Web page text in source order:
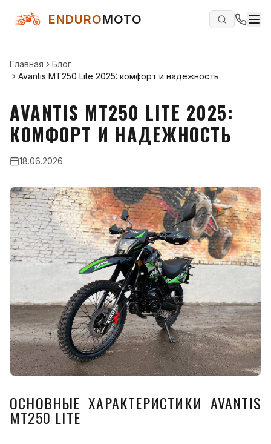
ENDUROMOTO
Главная
Блог
Avantis MT250 Lite 2025: комфорт и надежность
AVANTIS MT250 LITE 2025:
КОМФОРТ И НАДЕЖНОСТЬ
18.06.2026
ОСНОВНЫЕ ХАРАКТЕРИСТИКИ AVANTIS
MT250 LITE